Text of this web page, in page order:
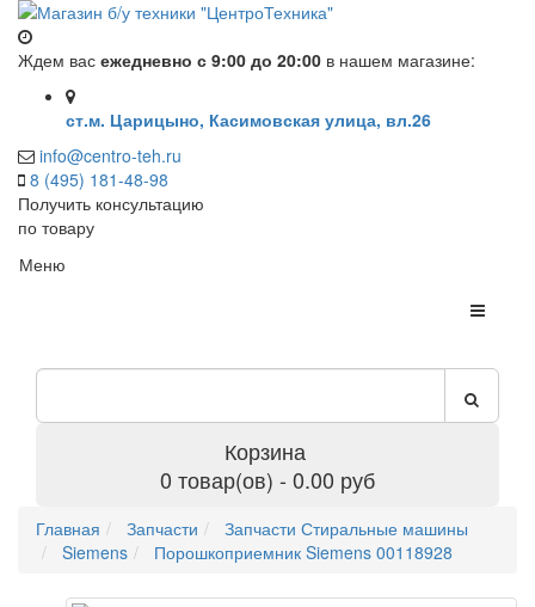
Ждем вас ежедневно с 9:00 до 20:00 в нашем магазине:
ст.м. Царицыно, Касимовская улица, вл.26
info@centro-teh.ru
8 (495) 181-48-98
Получить консультацию
по товару
Меню
Корзина
0 товар(ов) - 0.00 руб
Главная Запчасти
Запчасти Стиральные машины
Siemens
Порошкоприемник Siemens 00118928